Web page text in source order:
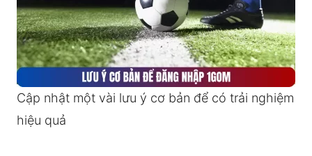
Cập nhật một vài lưu ý cơ bản để có trải nghiệm
hiệu quả